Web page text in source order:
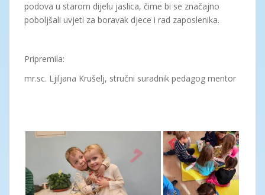
podova u starom dijelu jaslica, čime bi se značajno
poboljšali uvjeti za boravak djece i rad zaposlenika.
Pripremila:
mr.sc. Ljiljana Krušelj, stručni suradnik pedagog mentor